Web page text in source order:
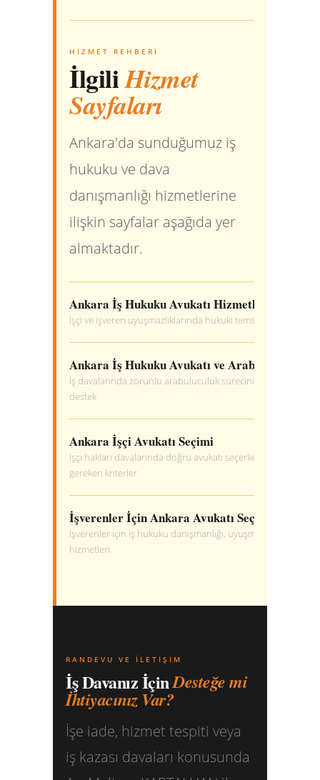
HIZMET REHBERI
İlgiliHizmet
Sayfaları
Ankara'da sunduğumuz iş
hukuku ve dava
danışmanlığı hizmetlerine
ilişkin sayfalar aşağıda yer
almaktadır.
Ankara İş Hukuku Avukatı Hizmetleri
İşçi ve işveren uyuşmazlıklarında hukuki temsil, danışmanlık
Ankara İş Hukuku Avukatı ve Arabuluculuk
İş davalarında zorunlu arabuluculuk sürecinin doğru
destek
Ankara İşçi Avukatı Seçimi
İşçi hakları davalarında doğru avukatı seçerken göz
gereken kriterler
İşverenler İçin Ankara Avukatı Seçimi
İşverenler için iş hukuku danışmanlığı, uyuşmazlık yönetimi
hizmetleri
RANDEVU VE İLETIŞIM
İş Davanız İçinDesteğe mi
İhtiyacınız Var?
İşe iade, hizmet tespiti veya
iş kazası davaları konusunda